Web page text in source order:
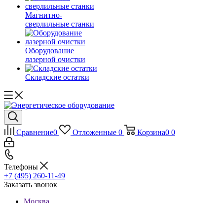
Магнитно-
сверлильные станки
Оборудование
лазерной очистки
Складские остатки
Сравнение0 Отложенные 0 Корзина0 0
Телефоны
+7 (495) 260-11-49
Заказать звонок
Москва